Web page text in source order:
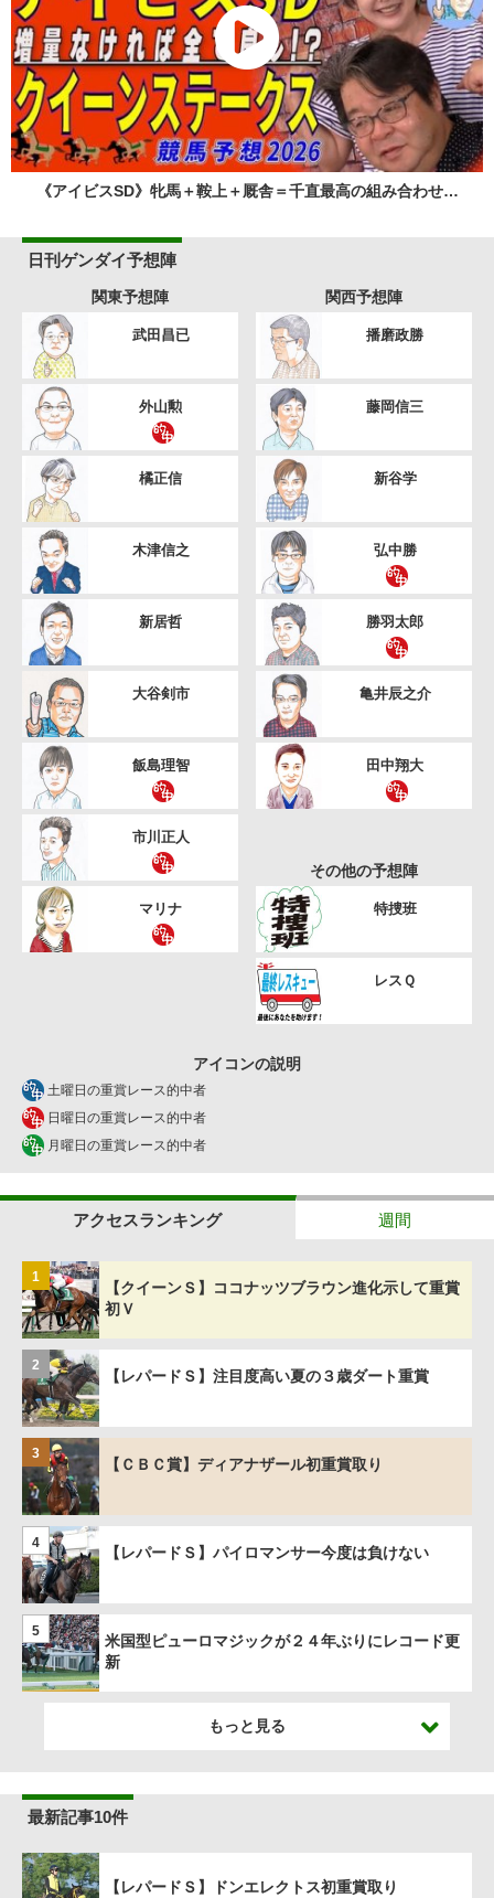
《アイビスSD》牝馬＋鞍上＋厩舎＝千直最高の組み合わせ…
日刊ゲンダイ予想陣
関東予想陣
武田昌已
外山勲
橘正信
木津信之
新居哲
大谷剣市
飯島理智
市川正人
マリナ
関西予想陣
播磨政勝
藤岡信三
新谷学
弘中勝
勝羽太郎
亀井辰之介
田中翔大
その他の予想陣
特捜班
レスＱ
アイコンの説明
土曜日の重賞レース的中者
日曜日の重賞レース的中者
月曜日の重賞レース的中者
アクセスランキング 週間
1
【クイーンＳ】ココナッツブラウン進化示して重賞
初Ｖ
2
【レパードＳ】注目度高い夏の３歳ダート重賞
3
【ＣＢＣ賞】ディアナザール初重賞取り
4
【レパードＳ】パイロマンサー今度は負けない
5
米国型ピューロマジックが２４年ぶりにレコード更
新
もっと見る
最新記事10件
【レパードＳ】ドンエレクトス初重賞取り